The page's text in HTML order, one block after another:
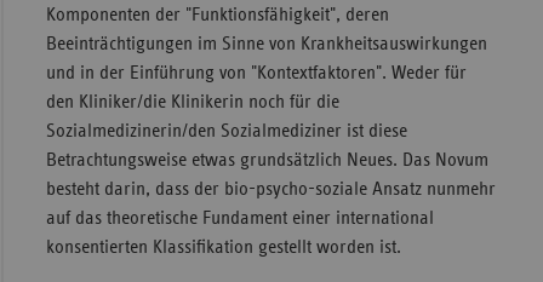
Komponenten der "Funktionsfähigkeit", deren
Beeinträchtigungen im Sinne von Krankheitsauswirkungen
und in der Einführung von "Kontextfaktoren". Weder für
den Kliniker/die Klinikerin noch für die
Sozialmedizinerin/den Sozialmediziner ist diese
Betrachtungsweise etwas grundsätzlich Neues. Das Novum
besteht darin, dass der bio-psycho-soziale Ansatz nunmehr
auf das theoretische Fundament einer international
konsentierten Klassifikation gestellt worden ist.